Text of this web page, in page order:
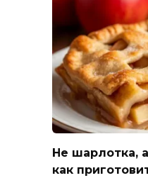
Не шарлотка,
как